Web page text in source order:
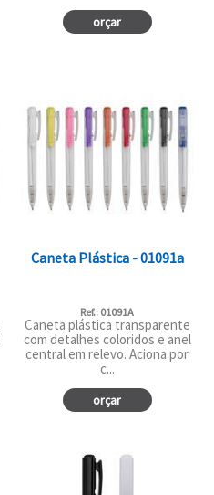
orçar
Caneta Plástica - 01091a
Ref.: 01091A
Caneta plástica transparente
com detalhes coloridos e anel
central em relevo. Aciona por
c...
orçar